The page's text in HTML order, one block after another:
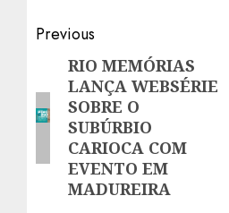
Post
navigation
Previous
Previous
post:
RIO MEMÓRIAS
LANÇA WEBSÉRIE
SOBRE O
SUBÚRBIO
CARIOCA COM
EVENTO EM
MADUREIRA